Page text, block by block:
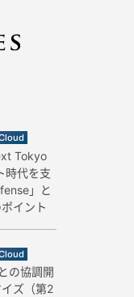
Tokyo
時代を支
」と
イント
の協調開
ズ（第2